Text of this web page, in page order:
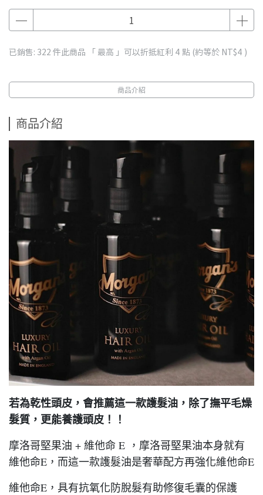
已銷售: 322 件此商品 「 最高 」可以折抵紅利 4 點 (約等於 NT$4 )
商品介紹
商品介紹
若為乾性頭皮，會推薦這一款護髮油，除了撫平毛燥
髮質，更能養護頭皮！！
摩洛哥堅果油 + 維他命 E ，摩洛哥堅果油本身就有
維他命E，而這一款護髮油是奢華配方再強化維他命E
維他命E，具有抗氧化防脫髮有助修復毛囊的保護